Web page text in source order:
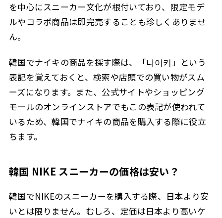
を中心にスニーカー文化が根付いており、限定モデ
ルやコラボ商品は即完売することも珍しくありませ
ん。
韓国でナイキの商品を探す際は、「나이키」という
表記を覚えておくと、検索や店頭での買い物がスム
ーズになります。また、公式サイトやショッピング
モールのオンラインストアでもこの表記が使われて
いるため、韓国でナイキの商品を購入する際に役立
ちます。
韓国 NIKE スニーカーの価格は安い？
韓国でNIKEのスニーカーを購入する際、日本より安
いとは限りません。むしろ、定価は日本より高いケ